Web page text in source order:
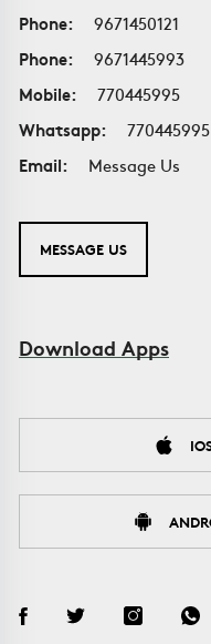
Phone:
9671450121
Phone:
9671445993
Mobile:
770445995
Whatsapp:
770445995
Email:
Message Us
MESSAGE US
Download Apps